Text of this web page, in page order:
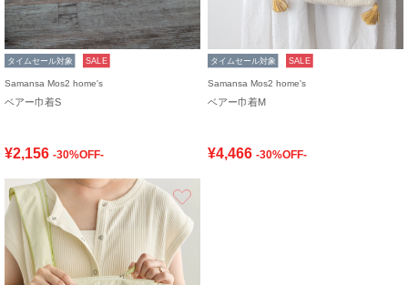
タイムセール対象 SALE
Samansa Mos2 home's
ベアー巾着S
¥2,156 -30%OFF-
タイムセール対象 SALE
Samansa Mos2 home's
ベアー巾着M
¥4,466 -30%OFF-